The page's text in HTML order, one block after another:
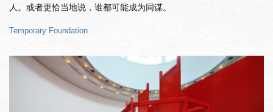
人。或者更恰当地说，谁都可能成为同谋。
Temporary Foundation